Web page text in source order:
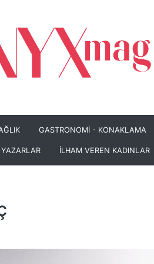
GASTRONOMİ - KONAKLAMA
YAZARLAR İLHAM VEREN KADINLAR